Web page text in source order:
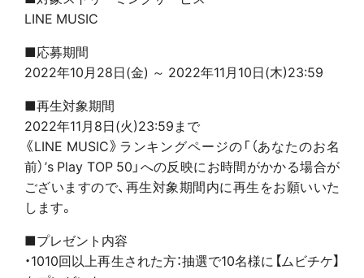
LINE MUSIC
■応募期間
2022年10月28日(金) ～ 2022年11月10日(木)23:59
■再生対象期間
2022年11月8日(火)23:59まで
《LINE MUSIC》ランキングページの「（あなたのお名
前）’s Play TOP 50」への反映にお時間がかかる場合が
ございますので、再生対象期間内に再生をお願いいた
します。
■プレゼント内容
・1010回以上再生された方：抽選で10名様に【ムビチケ】